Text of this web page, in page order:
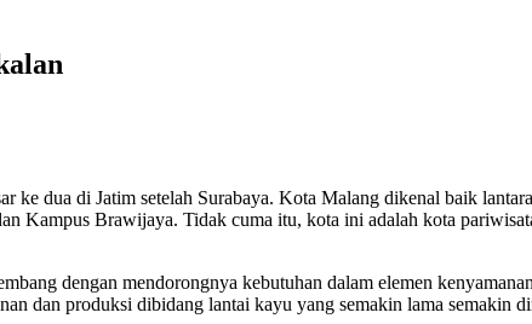
dua di Jatim setelah Surabaya. Kota Malang dikenal baik
Kampus Brawijaya. Tidak cuma itu, kota ini adalah kota
dengan mendorongnya kebutuhan dalam elemen
dan produksi dibidang lantai kayu yang semakin lama semakin